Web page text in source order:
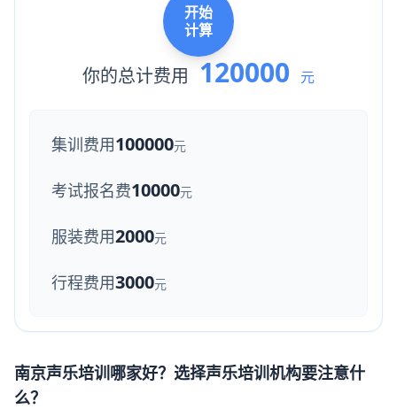
开始
计算
你的总计费用 120000 元
集训费用100000元
考试报名费10000元
服装费用2000元
行程费用3000元
南京声乐培训哪家好？选择声乐培训机构要注意什
么？